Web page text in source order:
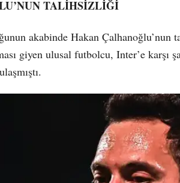
TALİHSİZLİĞİ
akabinde Hakan Çalhanoğlu’nun
giyen ulusal futbolcu, Inter’e karşı